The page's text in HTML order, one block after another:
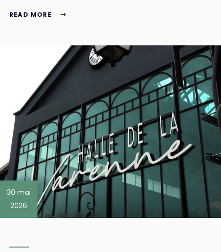
READ MORE
30 mai
2026